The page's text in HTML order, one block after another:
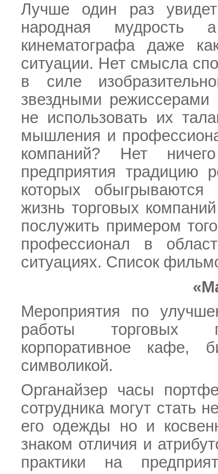
Лучше один раз
народная мудрость
кинематографа даже
ситуации. Нет смысла
в силе
звездными
не использовать их
мышления и
компаний? Нет
предприятия традицию
которых обыгрываются
жизнь торговых
послужить примером
профессионал в
ситуациях. Список
Мероприятия по
работы торговых
корпоративное кафе,
символикой.
Органайзер часы
сотрудника могут стать
его одежды но и
знаком отличия и
практики на